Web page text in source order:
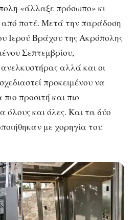
«άλλαξε πρόσωπο» κι
από ποτέ. Μετά την παράδοση
Ιερού Βράχου της Ακρόπολης
Σεπτεμβρίου,
ανελκυστήρας αλλά και οι
προκειμένου να
προσιτή και πιο
όλους και όλες. Και τα δύο
με χορηγία του